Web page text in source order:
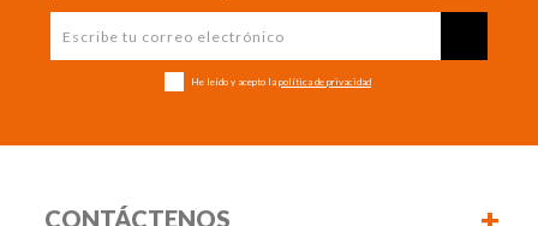
He leído y acepto la política de privacidad
CONTÁCTENOS